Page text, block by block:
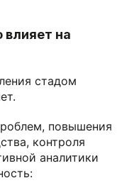
на
стадом
повышения
контроля
аналитики